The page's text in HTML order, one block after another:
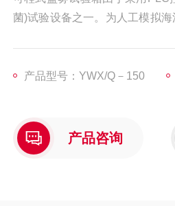
菌)试验设备之一。为人工模拟
产品型号：YWX/Q－150
产品咨询